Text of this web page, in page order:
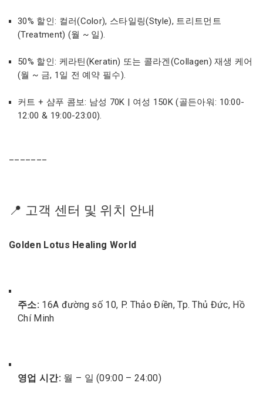
30% 할인: 컬러(Color), 스타일링(Style), 트리트먼트
(Treatment) (월 ~ 일).
50% 할인: 케라틴(Keratin) 또는 콜라겐(Collagen) 재생 케어
(월 ~ 금, 1일 전 예약 필수).
커트 + 샴푸 콤보: 남성 70K | 여성 150K (골든아워: 10:00-
12:00 & 19:00-23:00).
📍 고객 센터 및 위치 안내
Golden Lotus Healing World
주소:16A đường số 10, P. Thảo Điền, Tp. Thủ Đức, Hồ
Chí Minh
영업 시간:월 – 일 (09:00 – 24:00)